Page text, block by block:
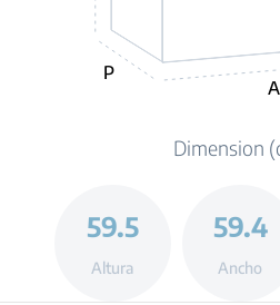
P
A
Dimension
59.5
Altura
59.4
Ancho